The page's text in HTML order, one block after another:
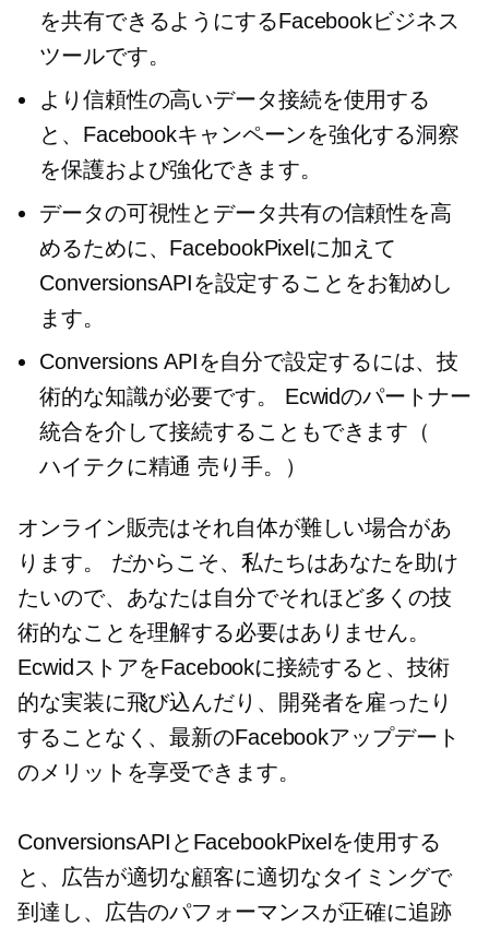
を共有できるようにするFacebookビジネス
ツールです。
より信頼性の高いデータ接続を使用する
と、Facebookキャンペーンを強化する洞察
を保護および強化できます。
データの可視性とデータ共有の信頼性を高
めるために、FacebookPixelに加えて
ConversionsAPIを設定することをお勧めし
ます。
Conversions APIを自分で設定するには、技
術的な知識が必要です。 Ecwidのパートナー
統合を介して接続することもできます（
ハイテクに精通 売り手。）
オンライン販売はそれ自体が難しい場合があ
ります。 だからこそ、私たちはあなたを助け
たいので、あなたは自分でそれほど多くの技
術的なことを理解する必要はありません。
EcwidストアをFacebookに接続すると、技術
的な実装に飛び込んだり、開発者を雇ったり
することなく、最新のFacebookアップデート
のメリットを享受できます。
ConversionsAPIとFacebookPixelを使用する
と、広告が適切な顧客に適切なタイミングで
到達し、広告のパフォーマンスが正確に追跡